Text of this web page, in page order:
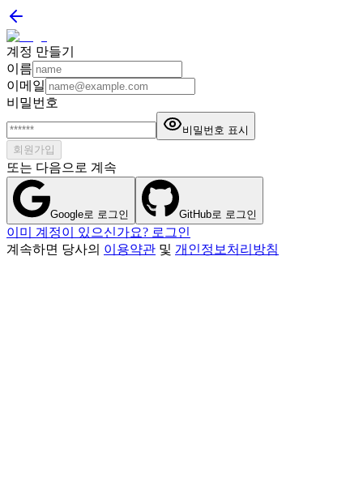
계정 만들기
이름
이메일
비밀번호
비밀번호 표시
회원가입
또는 다음으로 계속
Google로 로그인 GitHub로 로그인
이미 계정이 있으신가요? 로그인
계속하면 당사의 이용약관 및 개인정보처리방침